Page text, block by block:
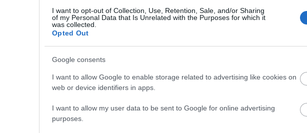
I want to opt-out of Collection, Use, Retention, Sale, and/or Sharing
of my Personal Data that Is Unrelated with the Purposes for which it
was collected.
Opted Out
Google consents
I want to allow Google to enable storage related to advertising like cookies on
web or device identifiers in apps.
I want to allow my user data to be sent to Google for online advertising
purposes.
a
környékén
fel a